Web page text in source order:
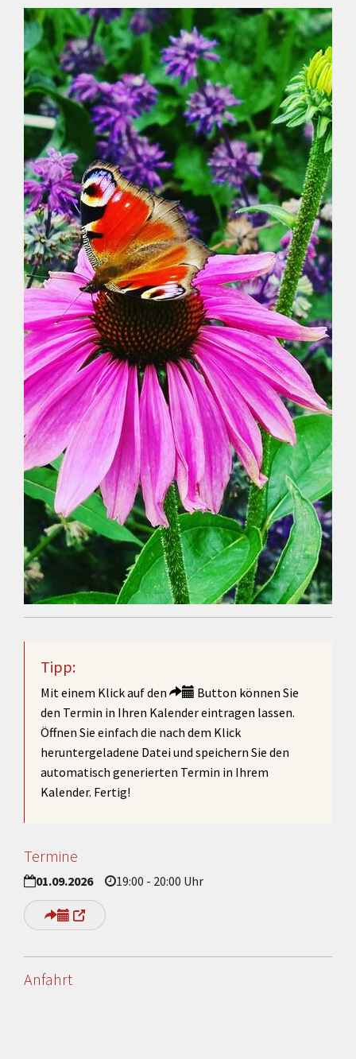
Tipp:
Mit einem Klick auf den
Button können Sie
den Termin in Ihren Kalender eintragen lassen.
Öffnen Sie einfach die nach dem Klick
heruntergeladene Datei und speichern Sie den
automatisch generierten Termin in Ihrem
Kalender. Fertig!
Termine
01.09.2026 19:00 - 20:00 Uhr
Anfahrt